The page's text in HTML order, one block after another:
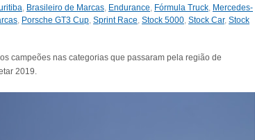
, Brasileiro de Marcas, Endurance, Fórmula Truck, Mercedes-
, Porsche GT3 Cup, Sprint Race, Stock 5000, Stock Car, Stock
campeões nas categorias que passaram pela região de
2019.